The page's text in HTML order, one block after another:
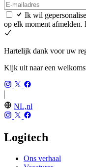
Ik wil
op elk moment afmelden.
Hartelijk dank voor uw
Kijk uit naar een
NL,nl
Logitech
Ons verhaal